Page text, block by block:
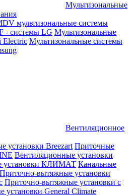
Мультизональные
мультизональные системы
- системы LG Мультизональные
Electric Мультизональные системы
Вентиляционное
установки Breezart Приточные
Вентиляционные установки
установки КЛИМАТ Канальные
Приточно-вытяжные установки
Приточно-вытяжные установки с
установки General Climate